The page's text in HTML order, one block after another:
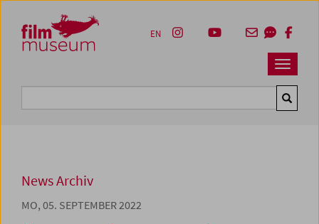
Zum Inhalt
Zum Hauptmenü
Zur Servicenavigation
Zum Suche
Navbar
EN
News Archiv
MO, 05. SEPTEMBER 2022